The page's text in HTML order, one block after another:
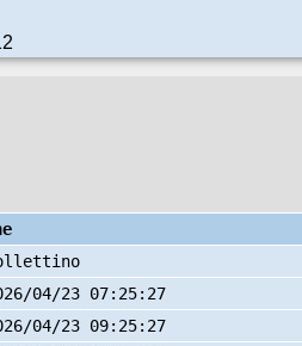
04/23 07:25:27
04/23 09:25:27